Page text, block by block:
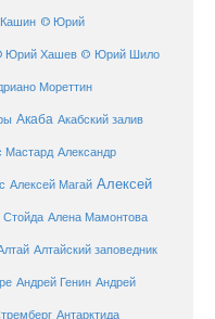
© Юрий
Юрий Хашев © Юрий Шило
Мореттин
Акаба Акабский залив
Мастард Александр
Алексей Магай Алексей
Стойда Алена Мамонтова
Алтайский заповедник
Андрей Генин Андрей
Антарктида